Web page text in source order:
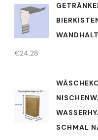
€24,28
SCHMAL